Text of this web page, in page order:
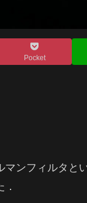
Pocket
ンフィルタと